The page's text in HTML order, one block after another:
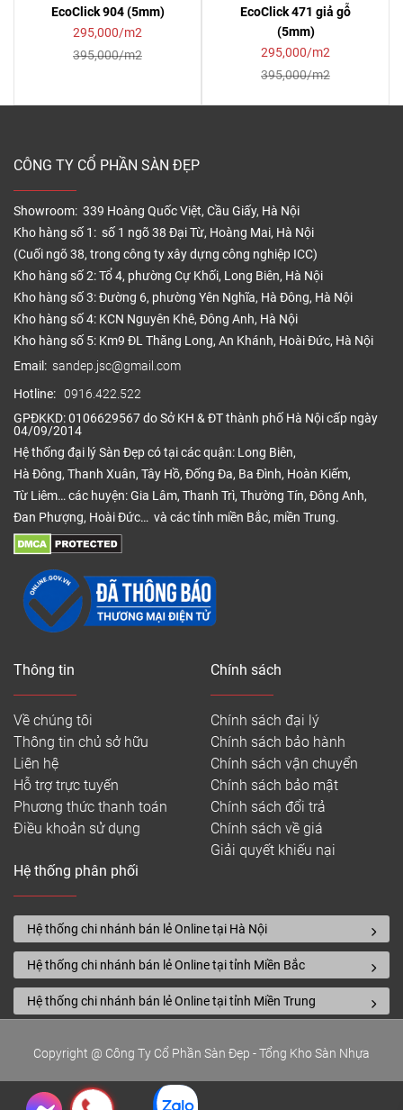
EcoClick 904 (5mm)
295,000/m2
395,000/m2
EcoClick 471 giả gỗ
(5mm)
295,000/m2
395,000/m2
CÔNG TY CỔ PHẦN SÀN ĐẸP
Showroom: 339 Hoàng Quốc Việt, Cầu Giấy, Hà Nội
Kho hàng số 1: số 1 ngõ 38 Đại Từ, Hoàng Mai, Hà Nội
(Cuối ngõ 38, trong công ty xây dựng công nghiệp ICC)
Kho hàng số 2: Tổ 4, phường Cự Khối, Long Biên, Hà Nội
Kho hàng số 3: Đường 6, phường Yên Nghĩa, Hà Đông, Hà Nội
Kho hàng số 4: KCN Nguyên Khê, Đông Anh, Hà Nội
Kho hàng số 5: Km9 ĐL Thăng Long, An Khánh, Hoài Đức, Hà Nội
Email: sandep.jsc@gmail.com
Hotline: 0916.422.522
GPĐKKD: 0106629567 do Sở KH & ĐT thành phố Hà Nội cấp ngày
04/09/2014
Hệ thống đại lý Sàn Đẹp có tại các quận: Long Biên,
Hà Đông, Thanh Xuân, Tây Hồ, Đống Đa, Ba Đình, Hoàn Kiếm,
Từ Liêm… các huyện: Gia Lâm, Thanh Trì, Thường Tín, Đông Anh,
Đan Phượng, Hoài Đức… và các tỉnh miền Bắc, miền Trung.
Thông tin
Về chúng tôi
Thông tin chủ sở hữu
Liên hệ
Hỗ trợ trực tuyến
Phương thức thanh toán
Điều khoản sử dụng
Chính sách
Chính sách đại lý
Chính sách bảo hành
Chính sách vận chuyển
Chính sách bảo mật
Chính sách đổi trả
Chính sách về giá
Giải quyết khiếu nại
Hệ thống phân phối
Hệ thống chi nhánh bán lẻ Online tại Hà Nội
Hệ thống chi nhánh bán lẻ Online tại tỉnh Miền Bắc
Hệ thống chi nhánh bán lẻ Online tại tỉnh Miền Trung
Copyright @ Công Ty Cổ Phần Sàn Đẹp - Tổng Kho Sàn Nhựa